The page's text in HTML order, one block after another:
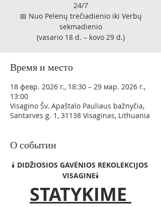
24/7
📅 Nuo Pelenų trečiadienio iki Verbų
sekmadienio
(vasario 18 d. – kovo 29 d.)
Время и место
18 февр. 2026 г., 18:30 – 29 мар. 2026 г.,
13:00
Visagino Šv. Apaštalo Pauliaus bažnyčia,
Santarvės g. 1, 31138 Visaginas, Lithuania
О событии
🕯️ DIDŽIOSIOS GAVĖNIOS REKOLEKCIJOS
VISAGINE🕯️
STATYKIME